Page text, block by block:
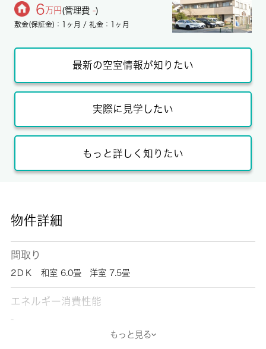
6 万円 (管理費 -)
敷金(保証金)：1ヶ月 / 礼金：1ヶ月
最新の空室情報が知りたい
実際に見学したい
もっと詳しく知りたい
物件詳細
間取り
2ＤＫ 和室 6.0畳 洋室 7.5畳
エネルギー消費性能
-
もっと見る